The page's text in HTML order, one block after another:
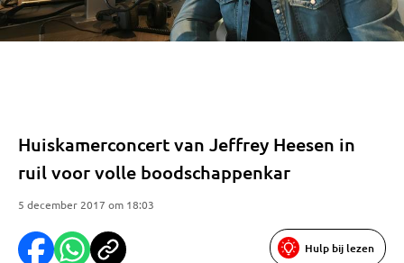
Huiskamerconcert van Jeffrey Heesen in
ruil voor volle boodschappenkar
5 december 2017 om 18:03
Hulp bij lezen